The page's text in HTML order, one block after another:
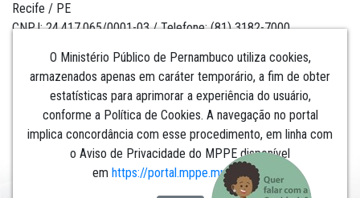
O Ministério Público de Pernambuco utiliza cookies,
armazenados apenas em caráter temporário, a fim de obter
estatísticas para aprimorar a experiência do usuário,
conforme a Política de Cookies. A navegação no portal
implica concordância com esse procedimento, em linha com
o Aviso de Privacidade do MPPE disponível
em https://portal.mppe.mp.br/lgpd.​​​​​​​
Recife / PE
CNPJ: 24.417.065/0001-03 / Telefone: (81) 3182-7000
Institucional
Comunicação